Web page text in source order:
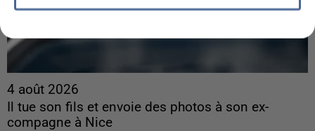
4 août 2026
Il tue son fils et envoie des photos à son ex-
compagne à Nice